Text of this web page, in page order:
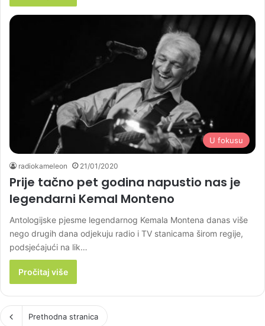
U fokusu
radiokameleon 21/01/2020
Prije tačno pet godina napustio nas je
legendarni Kemal Monteno
Antologijske pjesme legendarnog Kemala Montena danas više
nego drugih dana odjekuju radio i TV stanicama širom regije,
podsjećajući na lik…
Pročitaj više
Prethodna stranica